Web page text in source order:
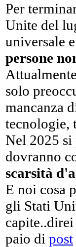
Per
Unite del
universale
persone
solo
mancanza
tecnologie,
Nel 2025 si
dovranno
scarsità
E noi cosa
gli Stati
paio di post